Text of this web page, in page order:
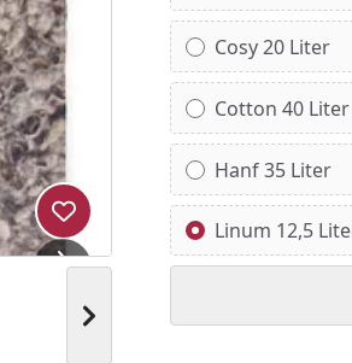
Nächstes Bild anzeigen
Produkt zur Wunschliste
Cosy 20 Liter
Cotton 40 Liter
Hanf 35 Liter
Linum 12,5